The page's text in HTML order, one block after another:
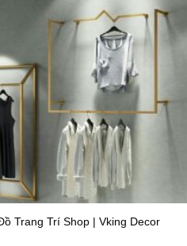
Trang Trí Shop | Vking Decor